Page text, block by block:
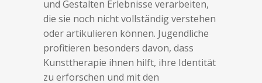
und Gestalten Erlebnisse verarbeiten,
die sie noch nicht vollständig verstehen
oder artikulieren können. Jugendliche
profitieren besonders davon, dass
Kunsttherapie ihnen hilft, ihre Identität
zu erforschen und mit den